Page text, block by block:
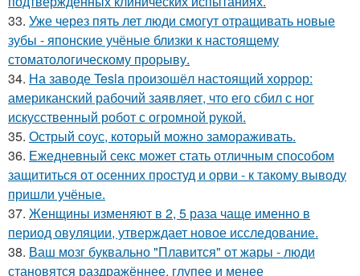
33. Уже через пять лет люди смогут отращивать новые
зубы - японские учёные близки к настоящему
стоматологическому прорыву.
34. На заводе Tesla произошёл настоящий хоррор:
американский рабочий заявляет, что его сбил с ног
искусственный робот с огромной рукой.
35. Острый соус, который можно замораживать.
36. Ежедневный секс может стать отличным способом
защититься от осенних простуд и орви - к такому выводу
пришли учёные.
37. Женщины изменяют в 2, 5 раза чаще именно в
период овуляции, утверждает новое исследование.
38. Ваш мозг буквально "Плавится" от жары - люди
становятся раздражённее, глупее и менее